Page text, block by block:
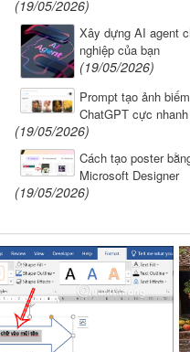
(19/05/2026)
Xây dựng AI agent
nghiệp của bạn
(19/05/2026)
Prompt tạo ảnh
ChatGPT cực nhanh
(19/05/2026)
Cách tạo poster
Microsoft Designer
(19/05/2026)